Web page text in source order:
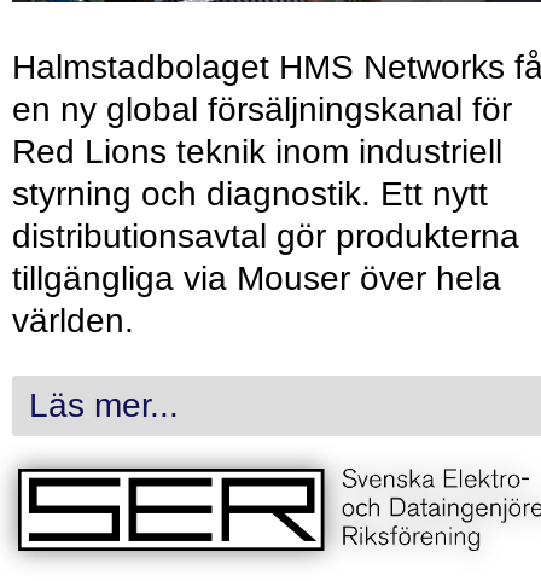
Halmstadbolaget HMS Networks
en ny global försäljningskanal för
Red Lions teknik inom industriell
styrning och diagnostik. Ett nytt
distributionsavtal gör produkterna
tillgängliga via Mouser över hela
världen.
Läs mer...